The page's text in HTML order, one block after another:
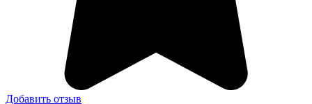
Добавить отзыв